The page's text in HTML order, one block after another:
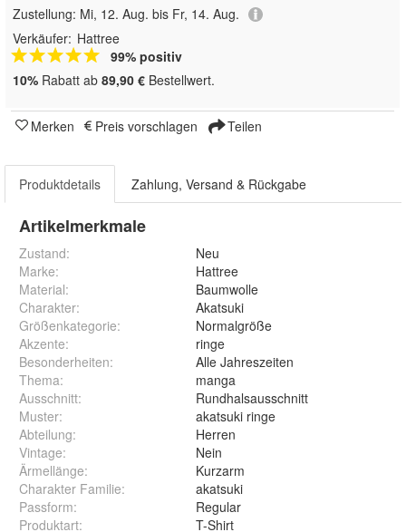
Zustellung: Mi, 12. Aug. bis Fr, 14. Aug.
Verkäufer: Hattree
99% positiv
10% Rabatt ab 89,90 € Bestellwert.
Merken Preis vorschlagen Teilen
Produktdetails Zahlung, Versand & Rückgabe
Artikelmerkmale
Zustand:
Neu
Marke:
Hattree
Material:
Baumwolle
Charakter:
Akatsuki
Größenkategorie:
Normalgröße
Akzente:
ringe
Besonderheiten:
Alle Jahreszeiten
Thema:
manga
Ausschnitt:
Rundhalsausschnitt
Muster:
akatsuki ringe
Abteilung:
Herren
Vintage:
Nein
Ärmellänge:
Kurzarm
Charakter Familie:
akatsuki
Passform:
Regular
Produktart:
T-Shirt